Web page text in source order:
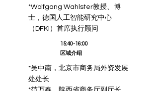
*Wolfgang Wahlster教授、博
士，德国人工智能研究中心
（DFKI）首席执行顾问
15:40-16:00
区域介绍
*吴中南，北京市商务局外资发展
处处长